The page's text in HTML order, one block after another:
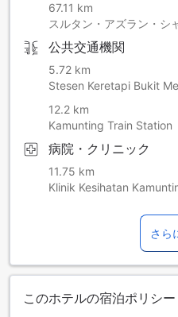
67.11 km
スルタン・アズラン・シ
公共交通機関
5.72 km
Stesen Keretapi Bukit
12.2 km
Kamunting Train Station
病院・クリニック
11.75 km
Klinik Kesihatan
さら
このホテルの宿泊ポリシー